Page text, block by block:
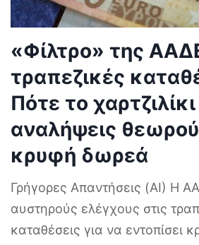
«Φίλτρο» της
τραπεζικές
Πότε το χαρτζιλίκι
αναλήψεις
κρυφή δωρεά
Γρήγορες Απαντήσεις (AI) Η
αυστηρούς ελέγχους στις
καταθέσεις για να εντοπίσει